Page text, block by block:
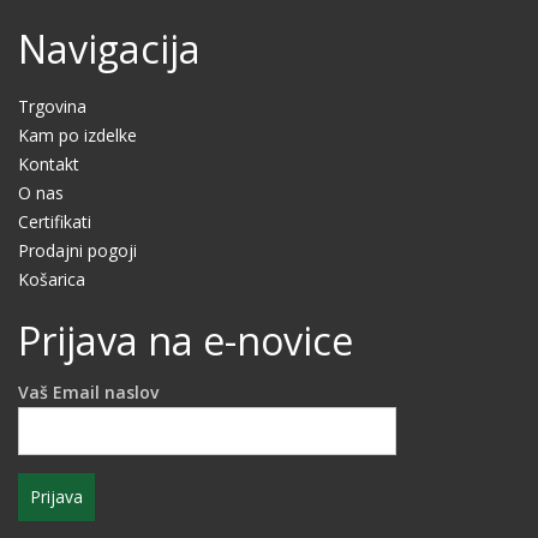
Navigacija
Trgovina
Kam po izdelke
Kontakt
O nas
Certifikati
Prodajni pogoji
Košarica
Prijava na e-novice
Vaš Email naslov